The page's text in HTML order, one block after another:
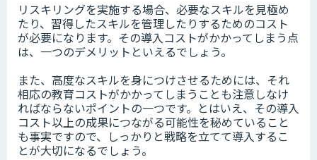
リスキリングを実施する場合、必要なスキルを見極め
たり、習得したスキルを管理したりするためのコスト
が必要になります。その導入コストがかかってしまう点
は、一つのデメリットといえるでしょう。
また、高度なスキルを身につけさせるためには、それ
相応の教育コストがかかってしまうことも注意しなけ
ればならないポイントの一つです。とはいえ、その導入
コスト以上の成果につながる可能性を秘めていること
も事実ですので、しっかりと戦略を立てて導入するこ
とが大切になるでしょう。